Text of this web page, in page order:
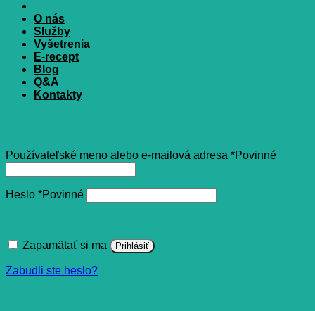
O nás
Služby
Vyšetrenia
E-recept
Blog
Q&A
Kontakty
Používateľské meno alebo e-mailová adresa *Povinné
Heslo *Povinné
Zapamätať si ma Prihlásiť
Zabudli ste heslo?